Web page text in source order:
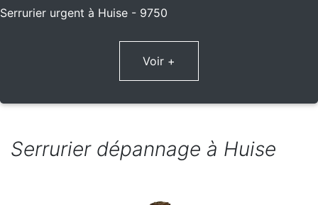
Serrurier urgent à Huise - 9750
Voir +
Serrurier dépannage à Huise